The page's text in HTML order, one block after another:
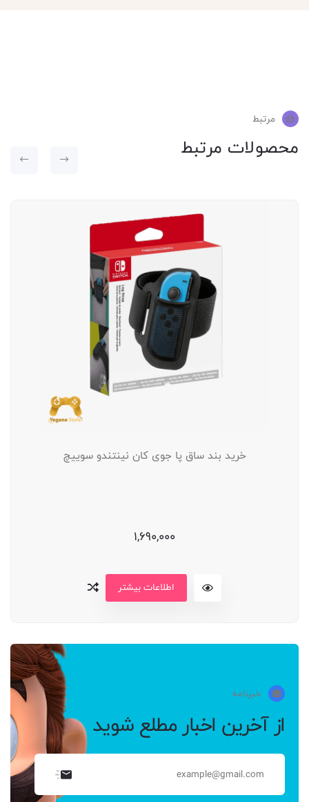
مرتبط
محصولات مرتبط
خرید بند ساق پا جوی کان نینتندو سوییچ
1,690,000
اطلاعات بیشتر
خبرنامه
از آخرین اخبار مطلع شوید